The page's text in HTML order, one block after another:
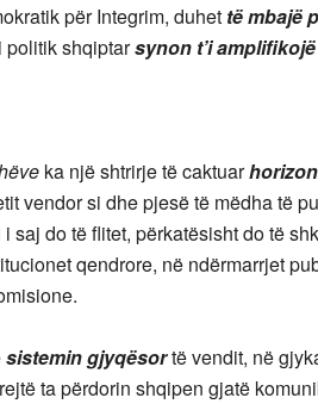
për Integrim, duhet të mbajë
politik shqiptarsynon t’i
ka një shtrirje të caktuar
vendor si dhe pjesë të mëdha të
saj do të flitet, përkatësisht do të
qendrore, në ndërmarrjet
sistemin gjyqësortë vendit, në
ta përdorin shqipen gjatë